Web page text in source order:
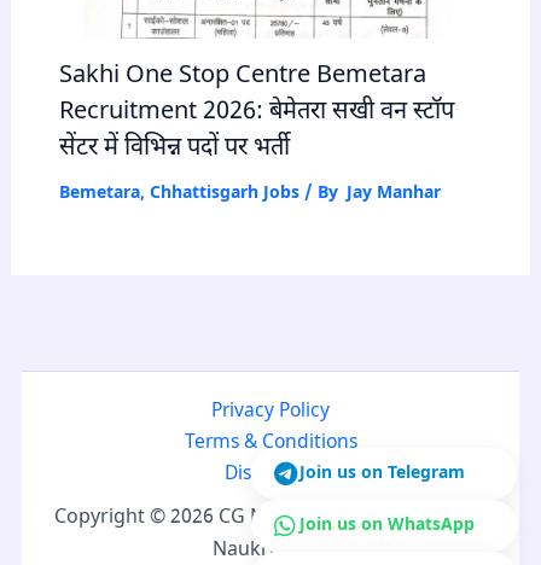
Join us on Telegram
Join us on WhatsApp
Sakhi One Stop Centre Bemetara
Recruitment 2026: बेमेतरा सखी वन स्टॉप
सेंटर में विभिन्न पदों पर भर्ती
Bemetara, Chhattisgarh Jobs/ By Jay Manhar
Privacy Policy
Terms & Conditions
Disclaimer
Copyright © 2026 CG Naukri | Developed by CG
Naukri Team